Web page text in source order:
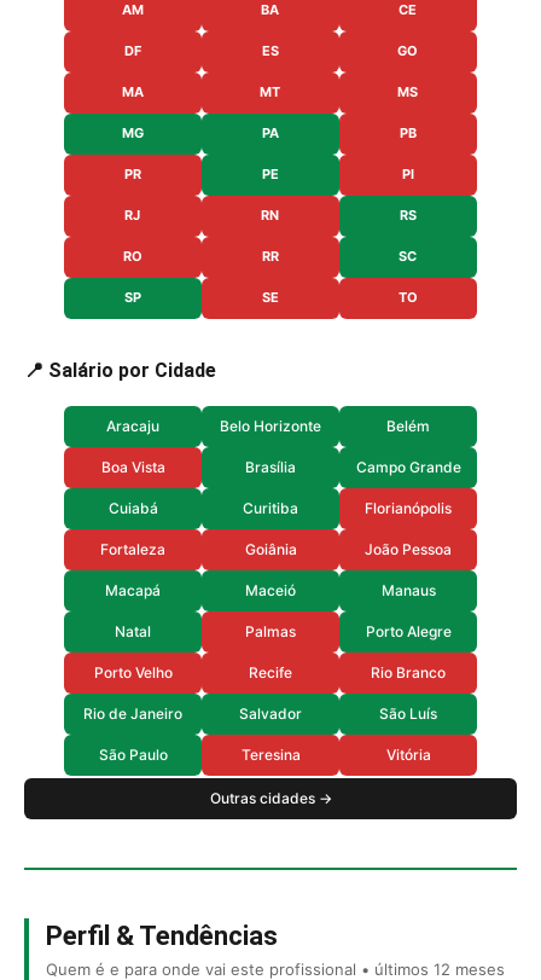
AM BA CE
DF ES GO
MA MT MS
MG PA PB
PR PE PI
RJ RN RS
RO RR SC
SP SE TO
📍 Salário por Cidade
Aracaju Belo Horizonte Belém
Boa Vista Brasília Campo Grande
Cuiabá Curitiba Florianópolis
Fortaleza Goiânia João Pessoa
Macapá Maceió Manaus
Natal Palmas Porto Alegre
Porto Velho Recife Rio Branco
Rio de Janeiro Salvador São Luís
São Paulo Teresina Vitória
Outras cidades →
Perfil & Tendências
Quem é e para onde vai este profissional • últimos 12 meses